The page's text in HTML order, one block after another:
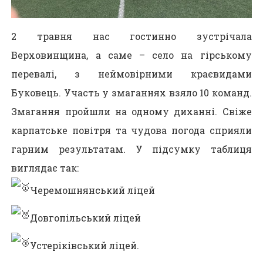
2 травня нас гостинно зустрічала
Верховинщина, а саме – село на гірському
перевалі, з неймовірними краєвидами
Буковець. Участь у змаганнях взяло 10 команд.
Змагання пройшли на одному диханні. Свіже
карпатське повітря та чудова погода сприяли
гарним результатам. У підсумку таблиця
виглядає так:
Черемошнянський ліцей
Довгопільський ліцей
Устеріківський ліцей.